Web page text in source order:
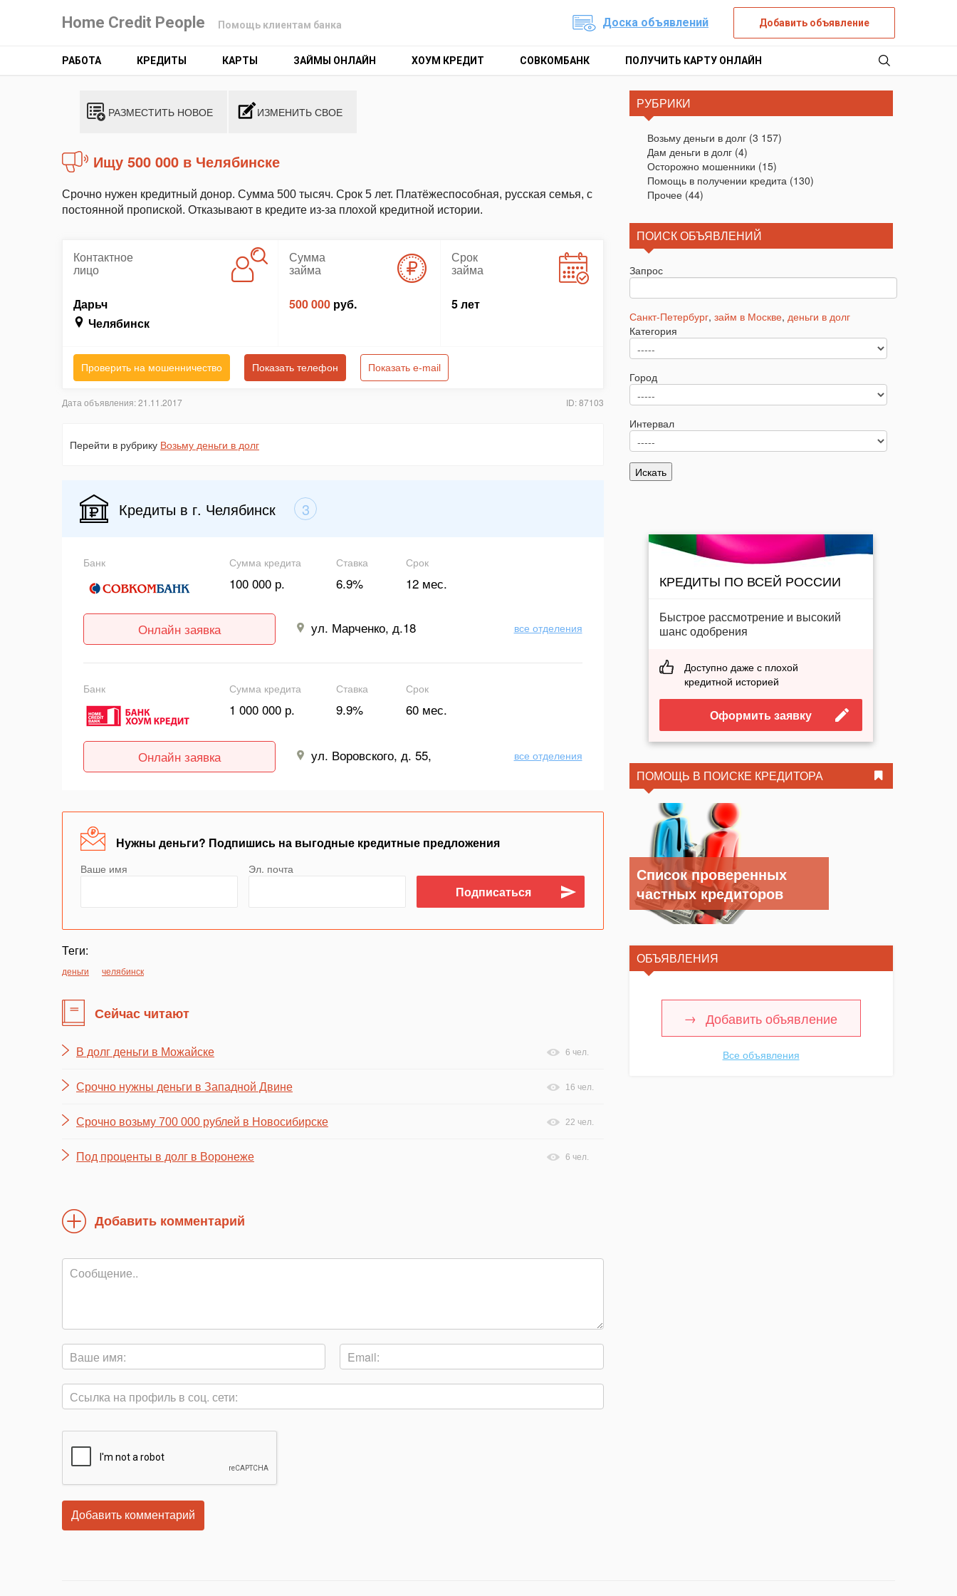
Home Credit People Помощь клиентам банка Доска объявлений Добавить объявление
РАБОТА КРЕДИТЫ КАРТЫ ЗАЙМЫ ОНЛАЙН ХОУМ КРЕДИТ СОВКОМБАНК ПОЛУЧИТЬ КАРТУ ОНЛАЙН
РАЗМЕСТИТЬ НОВОЕ ИЗМЕНИТЬ СВОЕ
Ищу 500 000 в Челябинске
Срочно нужен кредитный донор. Сумма 500 тысяч. Срок 5 лет. Платёжеспособная, русская семья, с
постоянной пропиской. Отказывают в кредите из-за плохой кредитной истории.
Контактное
лицо
Дарьч
Челябинск
Сумма
займа
500 000 руб.
Срок
займа
5 лет
Проверить на мошенничество Показать телефон Показать e-mail
Дата объявления: 21.11.2017 ID: 87103
Перейти в рубрику Возьму деньги в долг
Кредиты в г. Челябинск 3
Банк Сумма кредита
100 000 р.
Ставка
6.9%
Срок
12 мес.
Онлайн заявка ул. Марченко, д.18 все отделения
Банк Сумма кредита
1 000 000 р.
Ставка
9.9%
Срок
60 мес.
Онлайн заявка ул. Воровского, д. 55, все отделения
Нужны деньги? Подпишись на выгодные кредитные предложения
Ваше имя Эл. почта
Теги:
деньги челябинск
Сейчас читают
В долг деньги в Можайске 6 чел.
Срочно нужны деньги в Западной Двине 16 чел.
Срочно возьму 700 000 рублей в Новосибирске 22 чел.
Под проценты в долг в Воронеже 6 чел.
Добавить комментарий
РУБРИКИ
Возьму деньги в долг(3 157)
Дам деньги в долг(4)
Осторожно мошенники (15)
Помощь в получении кредита(130)
Прочее(44)
ПОИСК ОБЪЯВЛЕНИЙ
Запрос
Санкт-Петербург, займ в Москве, деньги в долг
Категория
Город
Интервал
КРЕДИТЫ ПО ВСЕЙ РОССИИ
Быстрое рассмотрение и высокий
шанс одобрения
Доступно даже с плохой
кредитной историей
Оформить заявку
ПОМОЩЬ В ПОИСКЕ КРЕДИТОРА
Список проверенных
частных кредиторов
ОБЪЯВЛЕНИЯ
Добавить объявление
Все объявления